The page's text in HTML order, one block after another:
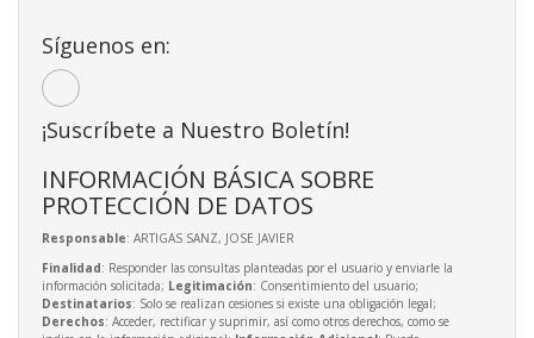
Síguenos en:
¡Suscríbete a Nuestro Boletín!
INFORMACIÓN BÁSICA SOBRE
PROTECCIÓN DE DATOS
Responsable: ARTIGAS SANZ, JOSE JAVIER
Finalidad: Responder las consultas planteadas por el usuario y enviarle la
información solicitada; Legitimación: Consentimiento del usuario;
Destinatarios: Solo se realizan cesiones si existe una obligación legal;
Derechos: Acceder, rectificar y suprimir, así como otros derechos, como se